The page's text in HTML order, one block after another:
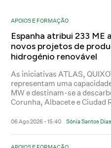
APOIOS E FORMAÇÃO
Espanha atribui 233 ME
novos projetos de
hidrogénio renovável
As iniciativas ATLAS,
representam uma
MW e destinam-se a
Corunha, Albacete e Ciudad
06 Ago 2026 - 15:40 Sónia Santos Dias